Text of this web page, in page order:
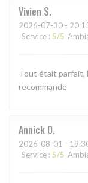
Vivien S
2026-07-30 -
Service : 5/5
Tout était parfait,
recommande
Annick O
2026-08-01 -
Service : 5/5